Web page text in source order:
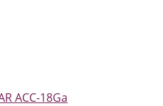
ACC-18Ga